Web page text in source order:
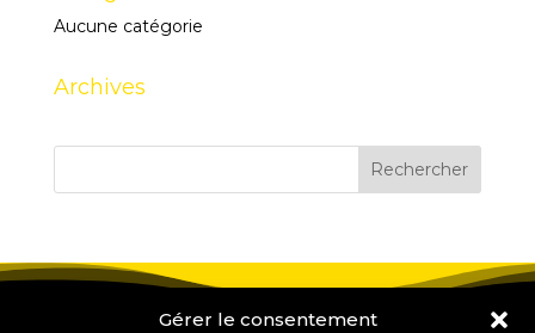
Gérer le consentement
Aucune catégorie
Archives